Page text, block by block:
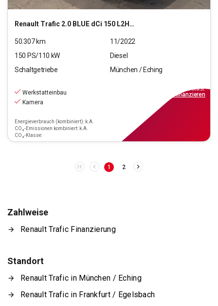
Renault Trafic 2.0 BLUE dCi 150 L2H1 3,0t Komfort (EU6d)
50.307km
11/2022
150 PS/110 kW
Diesel
Schaltgetriebe
München / Eching
Werkstatteinbau
Kamera
Energieverbrauch (kombiniert): k.A.
CO₂-Emissionen kombiniert: k.A.
CO₂-Klasse:
inkl.MwSt.
finanzieren
1 2
Zahlweise
Renault Trafic Finanzierung
Standort
Renault Trafic in München / Eching
Renault Trafic in Frankfurt / Egelsbach